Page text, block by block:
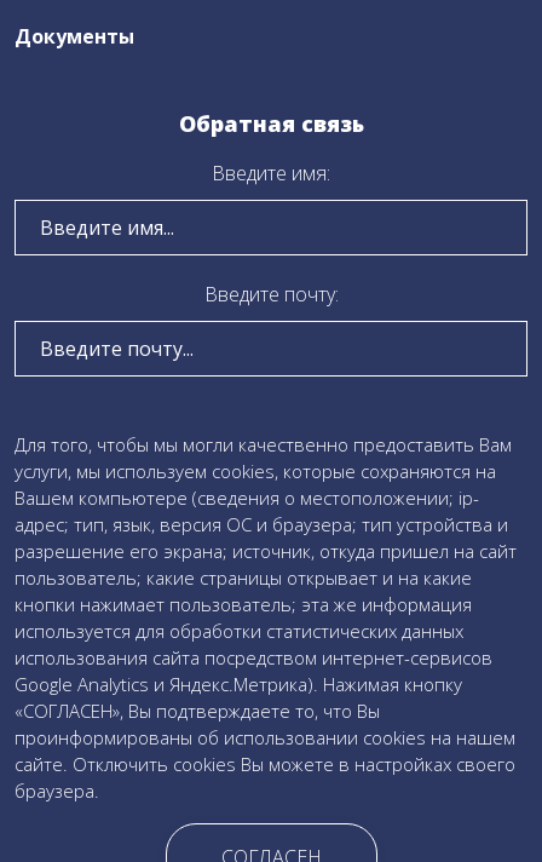
Документы
Обратная связь
Введите имя:
Введите почту:
Даю своесогласие на обработку персональных данных
и соглашаюсь cполитикой обработки персональных
данных
Все права защищены. Копирование с сайта строго
Для того, чтобы мы могли качественно предоставить Вам
услуги, мы используем cookies, которые сохраняются на
Вашем компьютере (сведения о местоположении; ip-
адрес; тип, язык, версия ОС и браузера; тип устройства и
разрешение его экрана; источник, откуда пришел на сайт
пользователь; какие страницы открывает и на какие
кнопки нажимает пользователь; эта же информация
используется для обработки статистических данных
использования сайта посредством интернет-сервисов
Google Analytics и Яндекс.Метрика). Нажимая кнопку
«СОГЛАСЕН», Вы подтверждаете то, что Вы
проинформированы об использовании cookies на нашем
сайте. Отключить cookies Вы можете в настройках своего
браузера.